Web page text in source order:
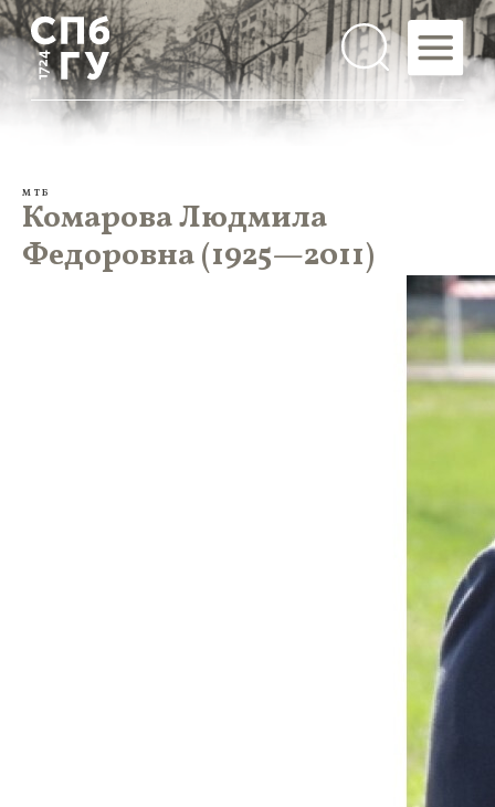
МТБ
Комарова Людмила
Федоровна (1925—2011)